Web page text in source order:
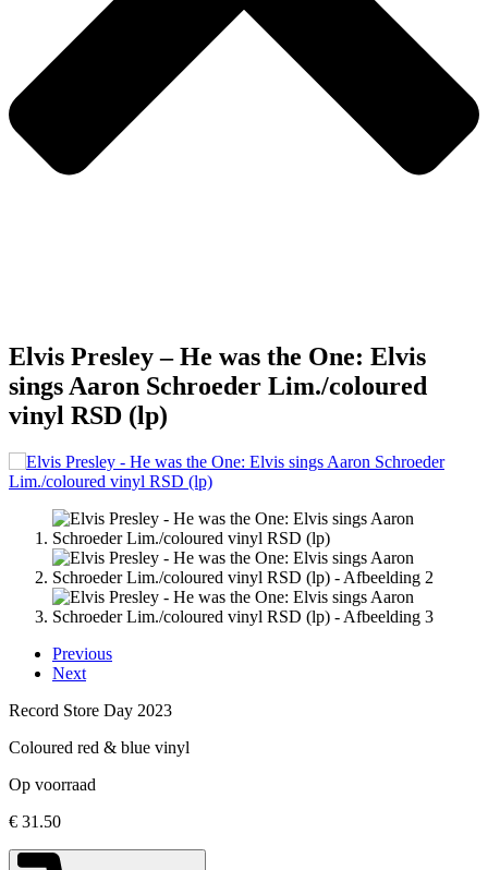
Elvis Presley – He was the One: Elvis
sings Aaron Schroeder Lim./coloured
vinyl RSD (lp)
Previous
Next
Record Store Day 2023
Coloured red & blue vinyl
Op voorraad
€ 31.50